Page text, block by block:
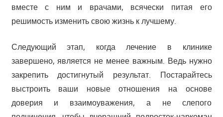
вместе с ним и врачами, всячески питая его
решимость изменить свою жизнь к лучшему.
Следующий этап, когда лечение в клинике
завершено, является не менее важным. Ведь нужно
закрепить достигнутый результат. Постарайтесь
выстроить ваши новые отношения на основе
доверия и взаимоуважения, а не слепого